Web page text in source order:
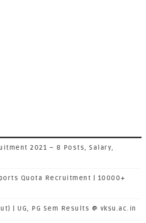
2021 – 8 Posts, Salary,
Quota Recruitment | 10000+
| UG, PG Sem Results @ vksu.ac.in